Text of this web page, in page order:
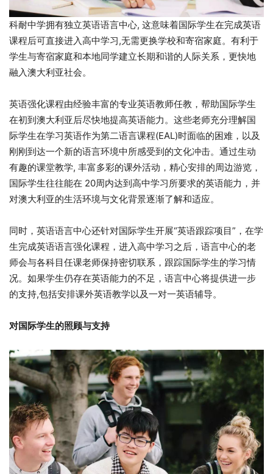
科耐中学拥有独立英语语言中心, 这意味着国际学生在完成英语
课程后可直接进入高中学习,无需更换学校和寄宿家庭。有利于
学生与寄宿家庭和本地同学建立长期和谐的人际关系，更快地
融入澳大利亚社会。
英语强化课程由经验丰富的专业英语教师任教，帮助国际学生
在初到澳大利亚后尽快地提高英语能力。这些老师充分理解国
际学生在学习英语作为第二语言课程(EAL)时面临的困难，以及
刚刚到达一个新的语言环境中所感受到的文化冲击。通过生动
有趣的课堂教学, 丰富多彩的课外活动，精心安排的周边游览，
国际学生往往能在 20周内达到高中学习所要求的英语能力，并
对澳大利亚的生活环境与文化背景逐渐了解和适应。
同时，英语语言中心还针对国际学生开展“英语跟踪项目”，在学
生完成英语语言强化课程，进入高中学习之后，语言中心的老
师会与各科目任课老师保持密切联系，跟踪国际学生的学习情
况。如果学生仍存在英语能力的不足，语言中心将提供进一步
的支持,包括安排课外英语教学以及一对一英语辅导。
对国际学生的照顾与支持